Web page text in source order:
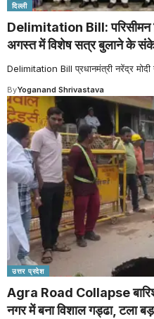
दिल्ली
Delimitation Bill: परिसीमन
अगस्त में विशेष सत्र बुलाने के
Delimitation Bill प्रधानमंत्री नरेंद्र
ByYoganand Shrivastava
उत्तर प्रदेश
Agra Road Collapse
नगर में बना विशाल गड्ढा, टला